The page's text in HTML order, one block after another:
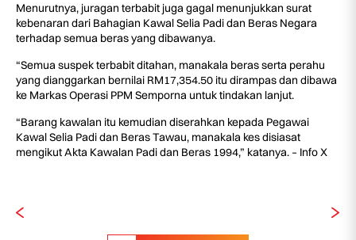
Menurutnya, juragan terbabit juga gagal menunjukkan surat
kebenaran dari Bahagian Kawal Selia Padi dan Beras Negara
terhadap semua beras yang dibawanya.
“Semua suspek terbabit ditahan, manakala beras serta perahu
yang dianggarkan bernilai RM17,354.50 itu dirampas dan dibawa
ke Markas Operasi PPM Semporna untuk tindakan lanjut.
“Barang kawalan itu kemudian diserahkan kepada Pegawai
Kawal Selia Padi dan Beras Tawau, manakala kes disiasat
mengikut Akta Kawalan Padi dan Beras 1994,” katanya. – Info X